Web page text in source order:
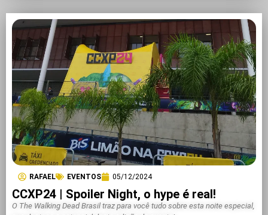
RAFAEL EVENTOS 05/12/2024
CCXP24 | Spoiler Night, o hype é real!
O The Walking Dead Brasil traz para você tudo sobre esta noite especial,